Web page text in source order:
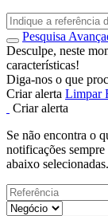
Pesquisa
Desculpe, neste
características!
Diga-nos o que
Criar alerta Limpar
Criar alerta
Se não encontra o
notificações
abaixo selecionadas.